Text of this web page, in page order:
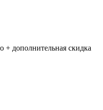
+ дополнительная скидка